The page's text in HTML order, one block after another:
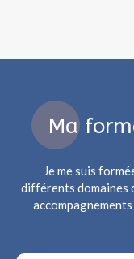
Ma
Je me suis
différents domaines